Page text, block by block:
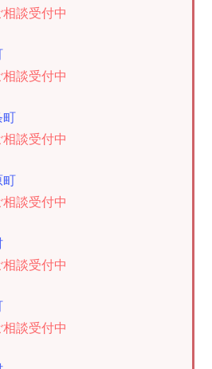
談受付中
談受付中
町
談受付中
町
談受付中
談受付中
談受付中